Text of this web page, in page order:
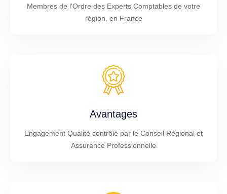
Membres de l'Ordre des Experts Comptables de votre
région, en France
Avantages
Engagement Qualité contrôlé par le Conseil Régional et
Assurance Professionnelle